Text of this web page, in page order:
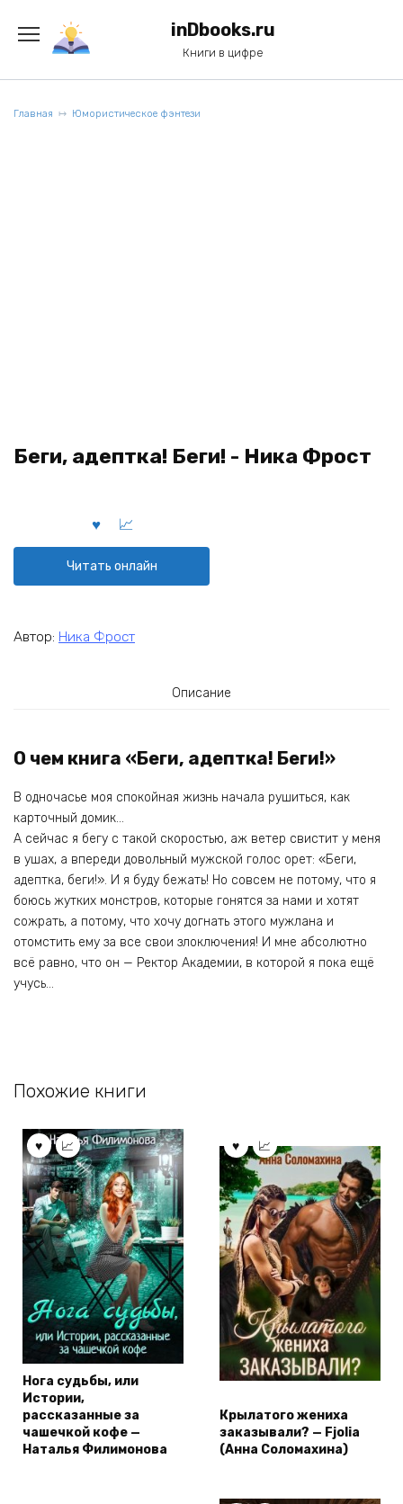
содержанию
inDbooks.ru
Книги в цифре
Главная Юмористическое фэнтези
Беги, адептка! Беги! - Ника Фрост
Читать онлайн
Автор: Ника Фрост
Описание
О чем книга «Беги, адептка! Беги!»
В одночасье моя спокойная жизнь начала рушиться, как
карточный домик…
А сейчас я бегу с такой скоростью, аж ветер свистит у меня
в ушах, а впереди довольный мужской голос орет: «Беги,
адептка, беги!». И я буду бежать! Но совсем не потому, что я
боюсь жутких монстров, которые гонятся за нами и хотят
сожрать, а потому, что хочу догнать этого мужлана и
отомстить ему за все свои злоключения! И мне абсолютно
всё равно, что он — Ректор Академии, в которой я пока ещё
учусь…
Похожие книги
Нога судьбы, или
Истории,
рассказанные за
чашечкой кофе —
Наталья Филимонова
Крылатого жениха
заказывали? — Fjolia
(Анна Соломахина)